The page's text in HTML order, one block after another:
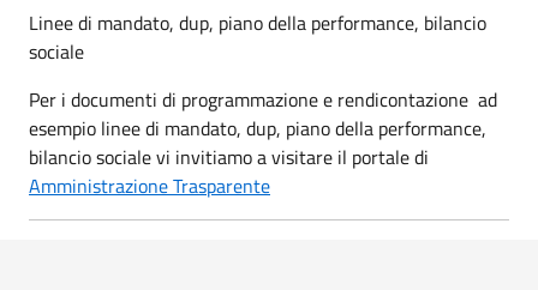
Linee di mandato, dup, piano della performance, bilancio
sociale
Per i documenti di programmazione e rendicontazione ad
esempio linee di mandato, dup, piano della performance,
bilancio sociale vi invitiamo a visitare il portale di
Amministrazione Trasparente